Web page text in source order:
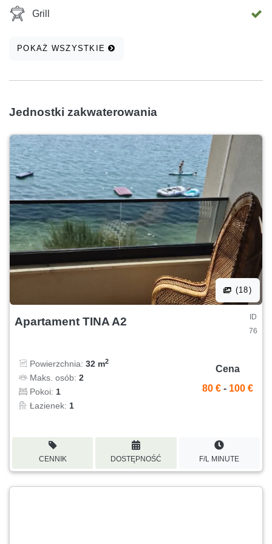
Grill
POKAŻ WSZYSTKIE
Jednostki zakwaterowania
(18)
Apartament TINA A2
ID
76
Powierzchnia: 32 m2
Maks. osób: 2
Pokoi: 1
Łazienek: 1
Cena
80 € - 100 €
CENNIK DOSTĘPNOŚĆ F/L MINUTE